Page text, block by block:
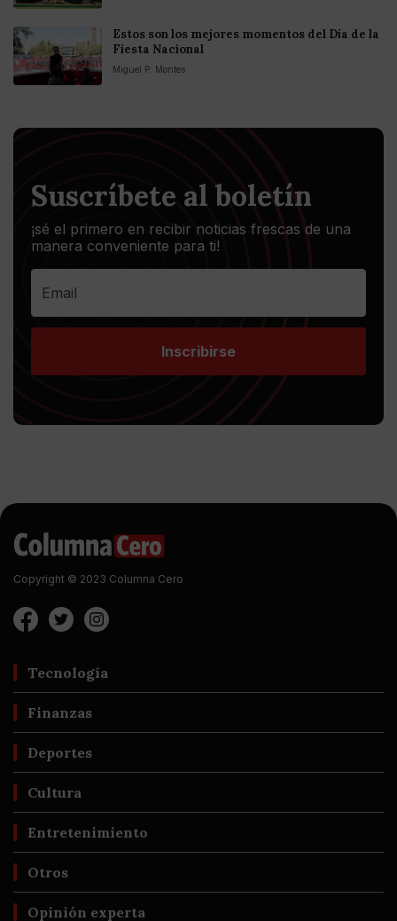
Estos son los mejores momentos del Día de la
Fiesta Nacional
Miguel P. Montes
Suscríbete al boletín
¡sé el primero en recibir noticias frescas de una
manera conveniente para ti!
Inscribirse
Copyright © 2023 Columna Cero
Tecnología
Finanzas
Deportes
Cultura
Entretenimiento
Otros
Opinión experta